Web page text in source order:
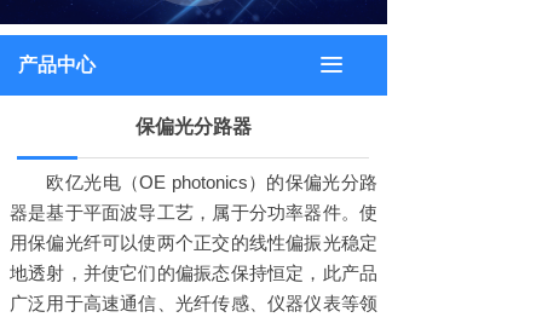
联系我们
保偏光分路器
欧亿光电（OE photonics）的保偏光分路
器是基于平面波导工艺，属于分功率器件。使
用保偏光纤可以使两个正交的线性偏振光稳定
地透射，并使它们的偏振态保持恒定，此产品
广泛用于高速通信、光纤传感、仪器仪表等领
产品中心 끀